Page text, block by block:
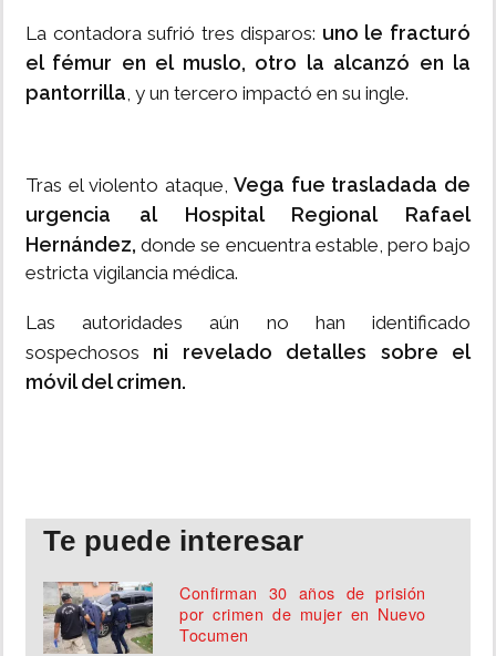
La contadora sufrió tres disparos: uno le fracturó
el fémur en el muslo, otro la alcanzó en la
pantorrilla, y un tercero impactó en su ingle.
Tras el violento ataque, Vega fue trasladada de
urgencia al Hospital Regional Rafael
Hernández,donde se encuentra estable, pero bajo
estricta vigilancia médica.
Las autoridades aún no han identificado
sospechosos ni revelado detalles sobre el
móvil del crimen.
Te puede interesar
Confirman 30 años de prisión
por crimen de mujer en Nuevo
Tocumen